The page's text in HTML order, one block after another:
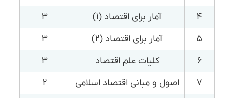
۴
آمار برای اقتصاد (۱)
۳
۵
آمار برای اقتصاد (۲)
۳
۶
کلیات علم اقتصاد
۳
۷
اصول و مبانی اقتصاد اسلامی
۲